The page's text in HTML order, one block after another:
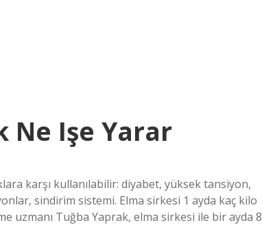
Ne Işe Yarar
karşı kullanılabilir: diyabet, yüksek tansiyon,
sindirim sistemi. Elma sirkesi 1 ayda kaç kilo
uzmanı Tuğba Yaprak, elma sirkesi ile bir ayda 8